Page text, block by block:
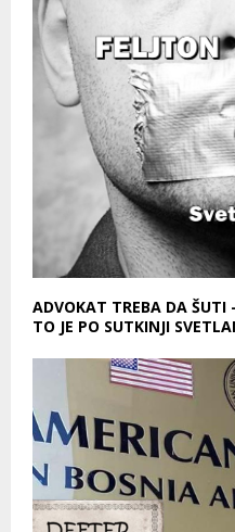
ADVOKAT TREBA DA ŠUTI
TO JE PO SUTKINJI